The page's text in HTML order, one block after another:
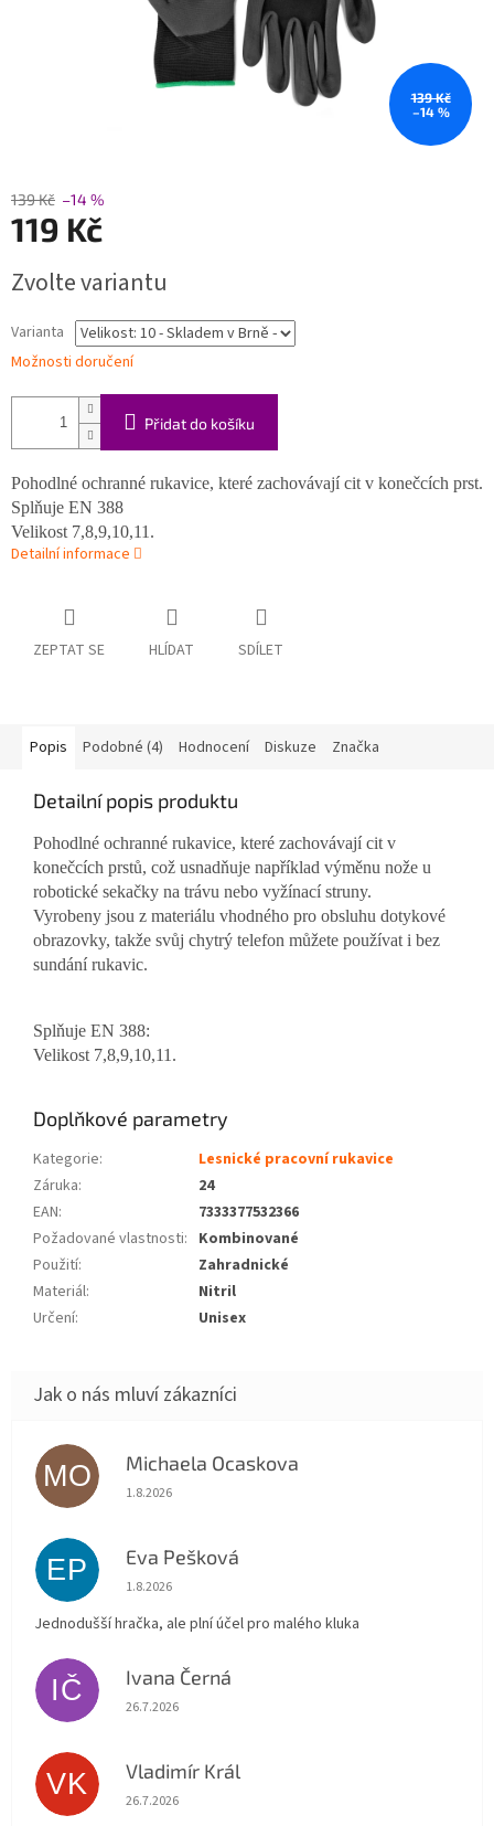
139 Kč
–14 %
139 Kč –14 %
119 Kč
cena:
Zvolte variantu
Varianta
Možnosti doručení
Přidat do košíku
Pohodlné ochranné rukavice, které zachovávají cit v konečcích prst.
Splňuje EN 388
Velikost 7,8,9,10,11.
Detailní informace
ZEPTAT SE HLÍDAT SDÍLET
Popis Podobné (4) Hodnocení Diskuze Značka
Detailní popis produktu
Pohodlné ochranné rukavice, které zachovávají cit v
konečcích prstů, což usnadňuje například výměnu nože u
robotické sekačky na trávu nebo vyžínací struny.
Vyrobeny jsou z materiálu vhodného pro obsluhu dotykové
obrazovky, takže svůj chytrý telefon můžete používat i bez
sundání rukavic.
Splňuje EN 388:
Velikost 7,8,9,10,11.
Doplňkové parametry
Kategorie:
Lesnické pracovní rukavice
Záruka:
24
EAN:
7333377532366
Požadované vlastnosti: Kombinované
Použití:
Zahradnické
Materiál:
Nitril
Určení: Unisex
MO Michaela Ocaskova
Hodnocení obchodu je 5 z 5 hvězdiček.
1.8.2026
EP Eva Pešková
Hodnocení obchodu je 5 z 5 hvězdiček.
1.8.2026
Jednodušší hračka, ale plní účel pro malého kluka
IČ Ivana Černá
Hodnocení obchodu je 5 z 5 hvězdiček.
26.7.2026
VK Vladimír Král
Hodnocení obchodu je 5 z 5 hvězdiček.
26.7.2026